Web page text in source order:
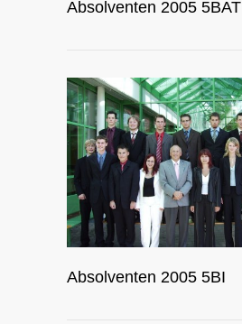
Absolventen 2005 5BAT
Absolventen 2005 5BI